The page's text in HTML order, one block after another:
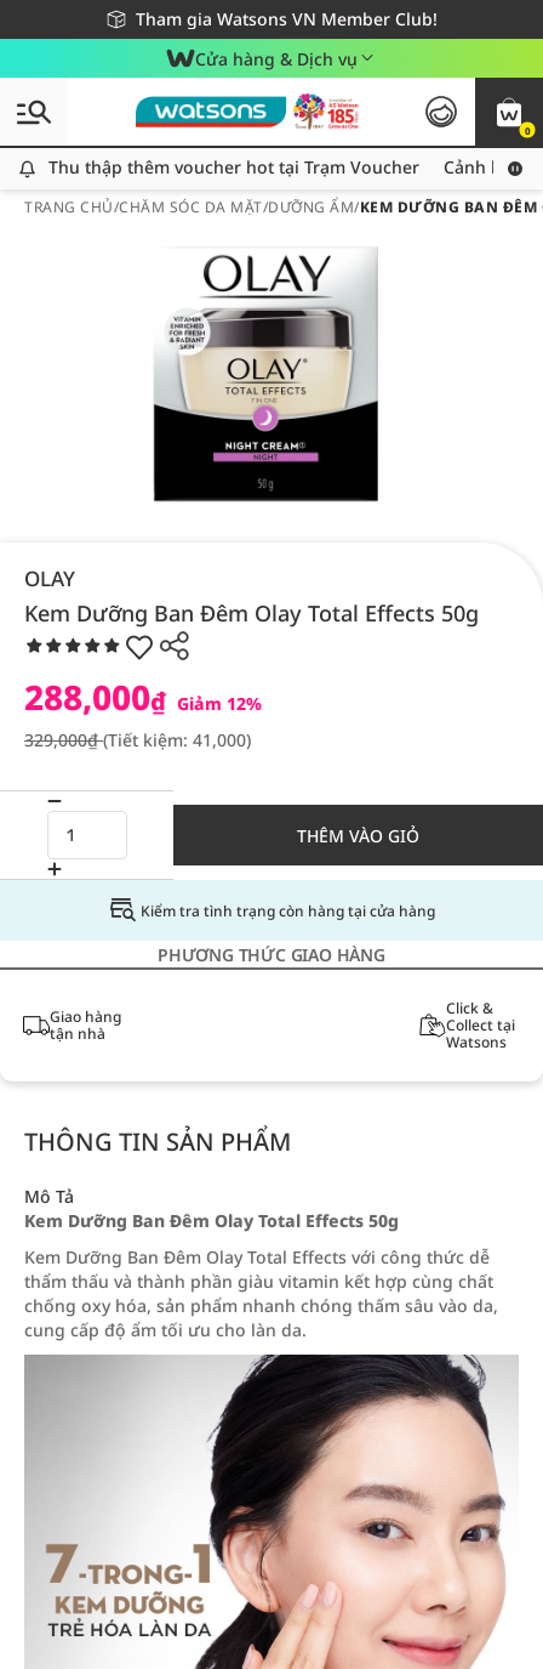
Tham gia Watsons VN Member Club!
Miễn phí giao hàng cho đơn hàng từ 249,000Đ
Giao hàng nhanh 24h - Áp dụng khu vực TP. Hồ Chí Minh
Cửa hàng & Dịch vụ
0
Thu thập thêm voucher hot tại Trạm Voucher
Thu thập thêm voucher hot tại Trạm Voucher Cảnh báo
TRANG CHỦ/CHĂM SÓC DA MẶT/DƯỠNG ẨM/KEM DƯỠNG BAN ĐÊM
OLAY
Kem Dưỡng Ban Đêm Olay Total Effects 50g
288,000₫ Giảm 12%
329,000₫(Tiết kiệm: 41,000)
THÊM VÀO GIỎ
Kiểm tra tình trạng còn hàng tại cửa hàng
PHƯƠNG THỨC GIAO HÀNG
Giao hàng
tận nhà
Click &
Collect tại
Watsons
THÔNG TIN SẢN PHẨM
Mô Tả
Kem Dưỡng Ban Đêm Olay Total Effects 50g
Kem Dưỡng Ban Đêm Olay Total Effects với công thức dễ
thẩm thấu và thành phần giàu vitamin kết hợp cùng chất
chống oxy hóa, sản phẩm nhanh chóng thấm sâu vào da,
cung cấp độ ẩm tối ưu cho làn da.